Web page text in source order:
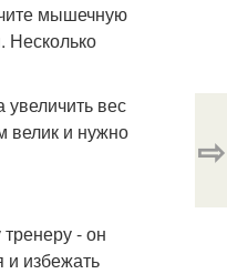
мышечную
Несколько
вес
велик и нужно
- он
и избежать
⇨